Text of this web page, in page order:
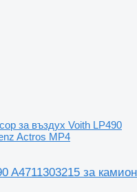
за въздух Voith LP490
Actros MP4
A4711303215 за камион